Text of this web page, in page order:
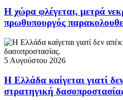
Η χώρα φλέγεται, μετρά
πρωθυπουργός
5 Αυγούστου 2026
Η Ελλάδα καίγεται γιατί
στρατηγική